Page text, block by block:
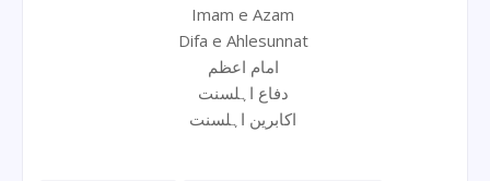
Imam e Azam
Difa e Ahlesunnat